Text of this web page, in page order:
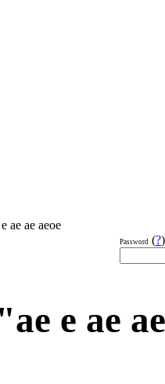
ae ae aeoe
Password (?)
e ae